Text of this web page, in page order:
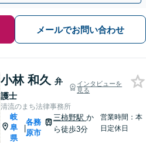
メールでお問い合わせ
小林 和久 弁
護士
インタビューを
見る
清流のまち法律事務所
岐
阜
県
|
各務
原市
三柿野駅か
ら徒歩3分
営業時間：本
日定休日